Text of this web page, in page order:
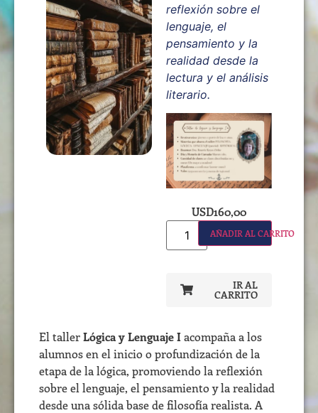
reflexión sobre el
lenguaje, el
pensamiento y la
realidad desde la
lectura y el análisis
literario.
USD160,00
AÑADIR AL CARRITO
IR AL
CARRITO
El tallerLógica y Lenguaje Iacompaña a los
alumnos en el inicio o profundización de la
etapa de la lógica, promoviendo la reflexión
sobre el lenguaje, el pensamiento y la realidad
desde una sólida base de filosofía realista. A